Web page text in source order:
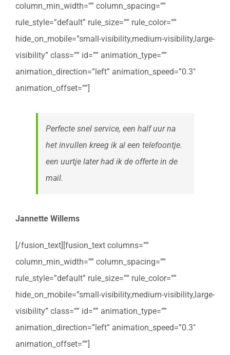
column_min_width=”” column_spacing=””
rule_style=”default” rule_size=”” rule_color=””
hide_on_mobile=”small-visibility,medium-visibility,large-
visibility” class=”” id=”” animation_type=””
animation_direction=”left” animation_speed=”0.3″
animation_offset=””]
Perfecte snel service, een half uur na
het invullen kreeg ik al een telefoontje.
een uurtje later had ik de offerte in de
mail.
Jannette Willems
[/fusion_text][fusion_text columns=””
column_min_width=”” column_spacing=””
rule_style=”default” rule_size=”” rule_color=””
hide_on_mobile=”small-visibility,medium-visibility,large-
visibility” class=”” id=”” animation_type=””
animation_direction=”left” animation_speed=”0.3″
animation_offset=””]